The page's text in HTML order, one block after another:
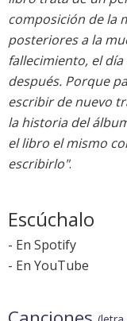
composición de la
posteriores a la
fallecimiento, el
después. Porque
escribir de nuevo
la historia del
el libro el mismo
escribirlo".
Escúchalo
- En Spotify
- En YouTube